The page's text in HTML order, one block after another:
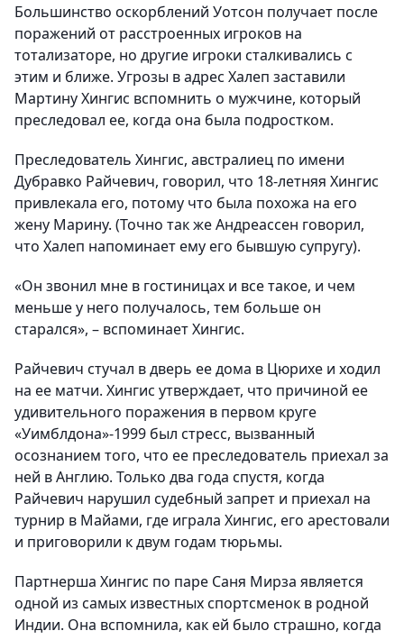
Большинство оскорблений Уотсон получает после
поражений от расстроенных игроков на
тотализаторе, но другие игроки сталкивались с
этим и ближе. Угрозы в адрес Халеп заставили
Мартину Хингис вспомнить о мужчине, который
преследовал ее, когда она была подростком.
Преследователь Хингис, австралиец по имени
Дубравко Райчевич, говорил, что 18-летняя Хингис
привлекала его, потому что была похожа на его
жену Марину. (Точно так же Андреассен говорил,
что Халеп напоминает ему его бывшую супругу).
«Он звонил мне в гостиницах и все такое, и чем
меньше у него получалось, тем больше он
старался», – вспоминает Хингис.
Райчевич стучал в дверь ее дома в Цюрихе и ходил
на ее матчи. Хингис утверждает, что причиной ее
удивительного поражения в первом круге
«Уимблдона»-1999 был стресс, вызванный
осознанием того, что ее преследователь приехал за
ней в Англию. Только два года спустя, когда
Райчевич нарушил судебный запрет и приехал на
турнир в Майами, где играла Хингис, его арестовали
и приговорили к двум годам тюрьмы.
Партнерша Хингис по паре Саня Мирза является
одной из самых известных спортсменок в родной
Индии. Она вспомнила, как ей было страшно, когда